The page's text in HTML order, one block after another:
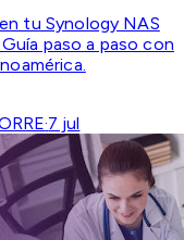
tu Synology NAS
paso a paso con
·7 jul